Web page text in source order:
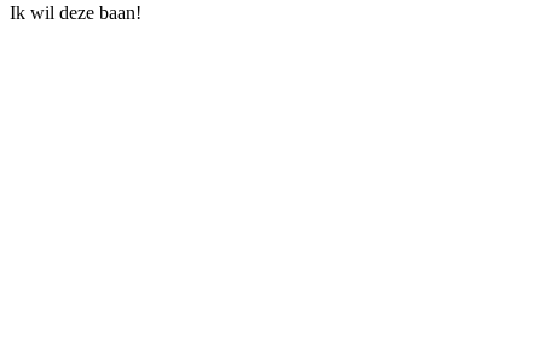
Ik wil deze baan!